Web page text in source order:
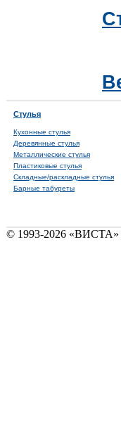
Стулья
Кухонные стулья
Деревянные стулья
Металлические стулья
Пластиковые стулья
Складные/раскладные стулья
Барные табуреты
© 1993-2026 «ВИСТА»